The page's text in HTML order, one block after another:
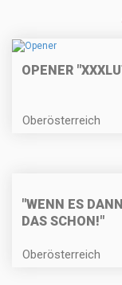
OPENER
Oberösterreich
"WENN ES
DAS SCHON!"
Oberösterreich